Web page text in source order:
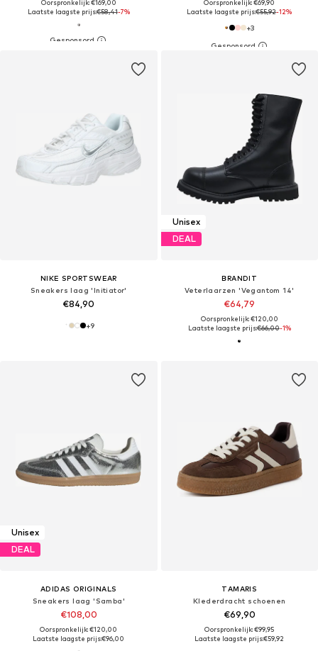
Oorspronkelijk: €169,00
Laatste laagste prijs:€58,41-7%
Oorspronkelijk: €69,90
Laatste laagste prijs:€55,92-12%
+3
NIKE SPORTSWEAR
Sneakers laag 'Initiator'
€84,90
+9
Unisex
DEAL
BRANDIT
Veterlaarzen 'Vegantom 14'
€64,79
Oorspronkelijk: €120,00
Laatste laagste prijs:€66,00-1%
Unisex
DEAL
ADIDAS ORIGINALS
Sneakers laag 'Samba'
€108,00
Oorspronkelijk: €120,00
Laatste laagste prijs:€96,00
TAMARIS
Klederdracht schoenen
€69,90
Oorspronkelijk: €99,95
Laatste laagste prijs:€59,92